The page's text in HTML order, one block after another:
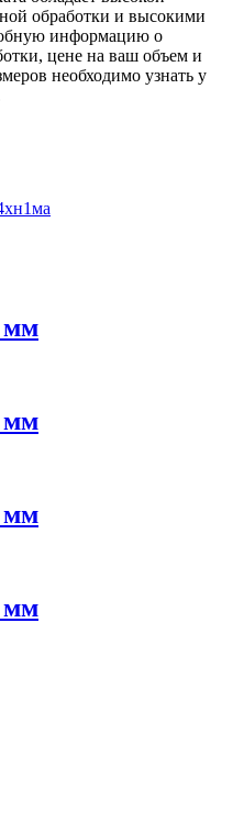
обработки и высокими
информацию о
цене на ваш объем и
необходимо узнать у
мм
мм
мм
мм